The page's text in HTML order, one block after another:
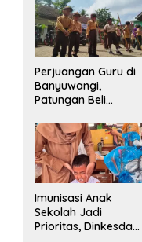
Perjuangan Guru di
Banyuwangi,
Patungan Beli
Menarik Minat Siswa
ke SD Negeri
Imunisasi Anak
Sekolah Jadi
Prioritas, Dinkesda